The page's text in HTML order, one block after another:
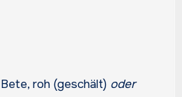
roh (geschält) oder